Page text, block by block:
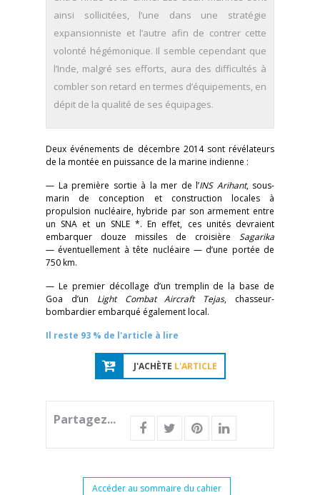
ainsi sollicitées, l’une dans une stratégie
expansionniste et l’autre afin de contrer cette
volonté hégémonique. Il semble cependant que
l’Inde, malgré ses efforts, aura des difficultés à
combler son retard en termes d’équipements, en
dépit de la qualité de ses équipages.
Deux événements de décembre 2014 sont révélateurs
de la montée en puissance de la marine indienne :
— La première sortie à la mer de l’INS Arihant, sous-
marin de conception et construction locales à
propulsion nucléaire, hybride par son armement entre
un SNA et un SNLE *. En effet, ces unités devraient
embarquer douze missiles de croisière Sagarika
— éventuellement à tête nucléaire — d’une portée de
750 km.
— Le premier décollage d’un tremplin de la base de
Goa d’un Light Combat Aircraft Tejas, chasseur-
bombardier embarqué également local.
Il reste 93 % de l'article à lire
J'ACHÈTE L'ARTICLE
Partagez...
Accéder au sommaire du cahier